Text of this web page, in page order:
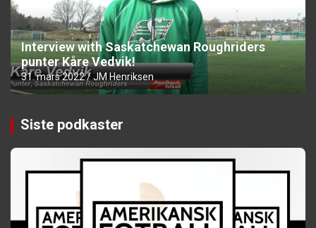
Interview with Saskatchewan Roughriders
punter Kåre Vedvik!
31. mars 2022 JM Henriksen
Siste podkaster